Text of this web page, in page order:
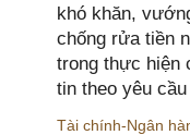
khó khăn,
chống rửa tiền
trong thực hiện
tin theo yêu
Tài chính-Ngân